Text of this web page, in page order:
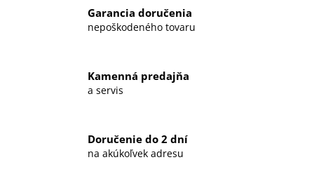
Garancia doručenia
nepoškodeného tovaru
Kamenná predajňa
a servis
Doručenie do 2 dní
na akúkoľvek adresu